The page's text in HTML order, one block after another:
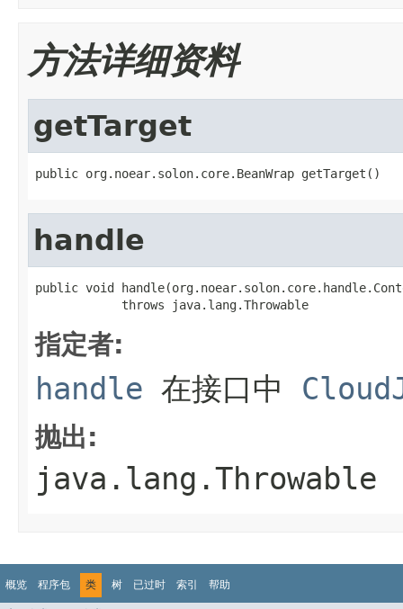
方法详细资料
getTarget
public org.noear.solon.core.BeanWrap getTarget()
handle
public void
            throws java.lang.Throwable
指定者:
handle 在接口中
抛出:
java.lang.Throwable
概览 程序包 类 树 已过时 索引 帮助